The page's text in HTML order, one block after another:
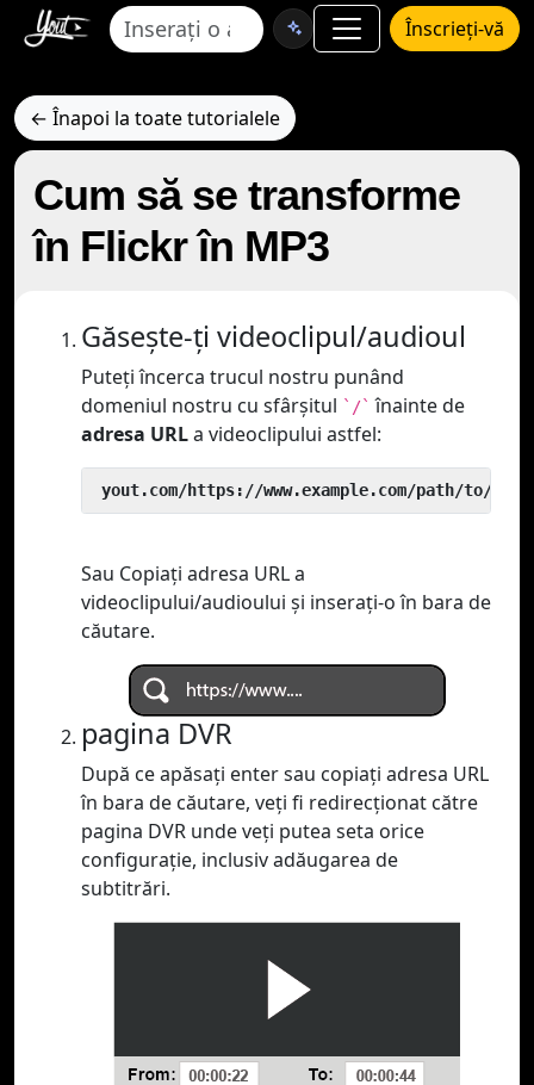
Înscrieți-vă
← Înapoi la toate tutorialele
Cum să se transforme
în Flickr în MP3
Găsește-ți videoclipul/audioul
Puteți încerca trucul nostru punând
domeniul nostru cu sfârșitul `/` înainte de
adresa URLa videoclipului astfel:
yout.com/https://www.example.com/path/to/
Sau Copiați adresa URL a
videoclipului/audioului și inserați-o în bara de
căutare.
pagina DVR
După ce apăsați enter sau copiați adresa URL
în bara de căutare, veți fi redirecționat către
pagina DVR unde veți putea seta orice
configurație, inclusiv adăugarea de
subtitrări.